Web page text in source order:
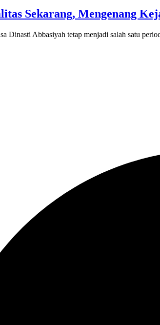
Sekarang, Mengenang
Dinasti Abbasiyah tetap menjadi salah satu